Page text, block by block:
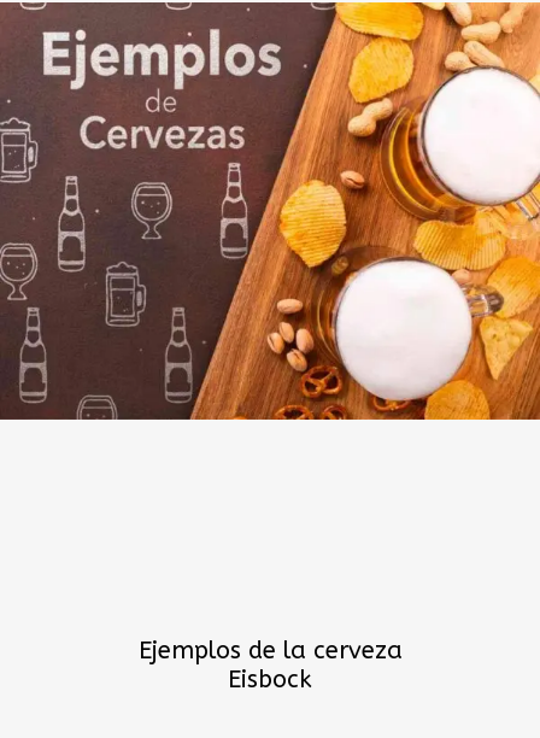
Ejemplos de la cerveza
Eisbock